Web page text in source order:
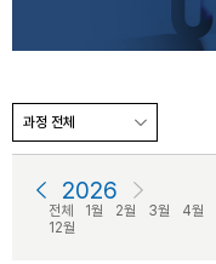
과정 전체
2026
전체 1월 2월 3월 4월
12월